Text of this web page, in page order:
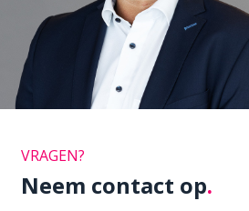
VRAGEN?
Neem contact op.